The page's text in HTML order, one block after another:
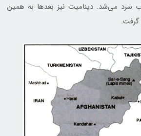
سرد می‌شد. دینامیت نیز بعد‌ها به همین
گرفت.